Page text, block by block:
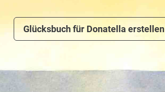
Glücksbuch für Donatella erstellen